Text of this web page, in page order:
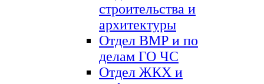
строительства и
архитектуры
Отдел ВМР и по
делам ГО ЧС
Отдел ЖКХ и